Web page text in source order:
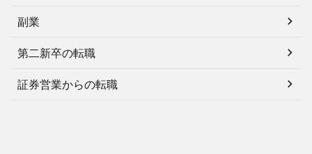
副業
第二新卒の転職
証券営業からの転職